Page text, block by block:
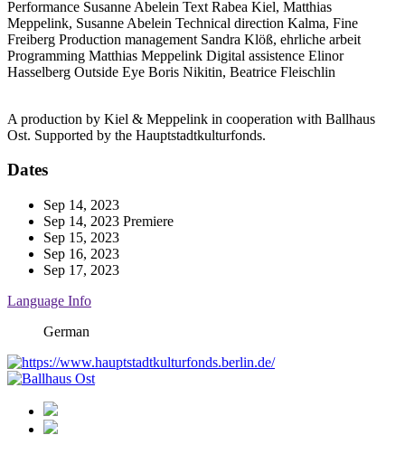
Performance Susanne Abelein Text Rabea Kiel, Matthias
Meppelink, Susanne Abelein Technical direction Kalma, Fine
Freiberg Production management Sandra Klöß, ehrliche arbeit
Programming Matthias Meppelink Digital assistence Elinor
Hasselberg Outside Eye Boris Nikitin, Beatrice Fleischlin
A production by Kiel & Meppelink in cooperation with Ballhaus
Ost. Supported by the Hauptstadtkulturfonds.
Dates
Sep 14, 2023
Sep 14, 2023 Premiere
Sep 15, 2023
Sep 16, 2023
Sep 17, 2023
Language Info
German